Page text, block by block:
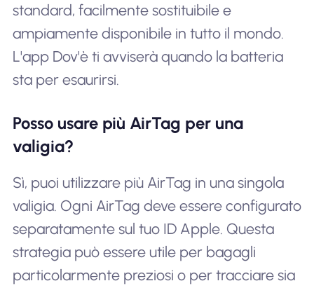
standard, facilmente sostituibile e
ampiamente disponibile in tutto il mondo.
L'app Dov'è ti avviserà quando la batteria
sta per esaurirsi.
Posso usare più AirTag per una
valigia?
Sì, puoi utilizzare più AirTag in una singola
valigia. Ogni AirTag deve essere configurato
separatamente sul tuo ID Apple. Questa
strategia può essere utile per bagagli
particolarmente preziosi o per tracciare sia